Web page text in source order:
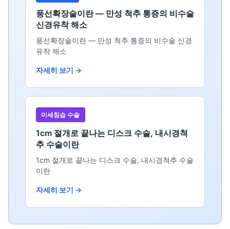
풍선확장술이란 — 만성 척추 통증의 비수술
신경유착 해소
풍선확장술이란 — 만성 척추 통증의 비수술 신경
유착 해소
자세히 보기 →
미세침습 수술
1cm 절개로 끝나는 디스크 수술, 내시경척
추 수술이란
1cm 절개로 끝나는 디스크 수술, 내시경척추 수술
이란
자세히 보기 →